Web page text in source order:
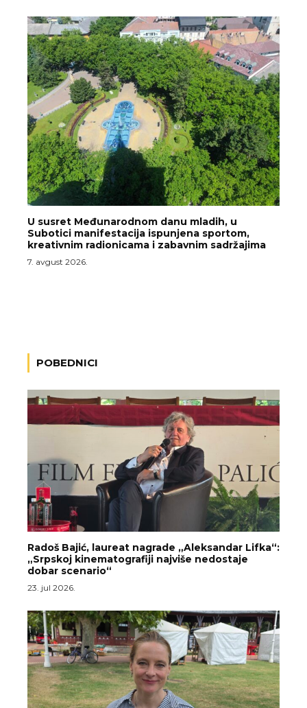
U susret Međunarodnom danu mladih, u
Subotici manifestacija ispunjena sportom,
kreativnim radionicama i zabavnim sadržajima
7. avgust 2026.
POBEDNICI
Radoš Bajić, laureat nagrade „Aleksandar Lifka“:
„Srpskoj kinematografiji najviše nedostaje
dobar scenario“
23. jul 2026.